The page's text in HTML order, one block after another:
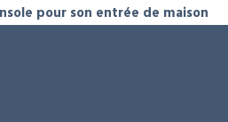
pour son entrée de maison